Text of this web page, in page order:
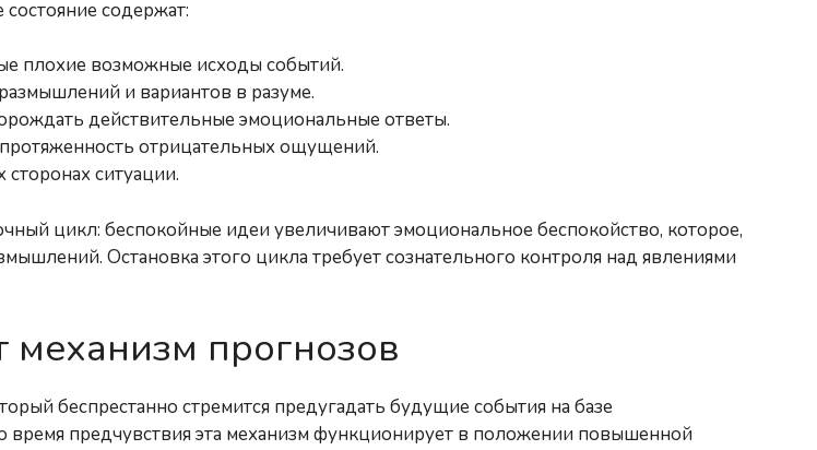
содержат:
плохие возможные исходы событий.
и вариантов в разуме.
действительные эмоциональные ответы.
отрицательных ощущений.
ситуации.
цикл: беспокойные идеи увеличивают эмоциональное беспокойство, которое,
Остановка этого цикла требует сознательного контроля над явлениями
прогнозов
беспрестанно стремится предугадать будущие события на базе
предчувствия эта механизм функционирует в положении повышенной